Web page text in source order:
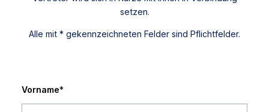
setzen.
Alle mit * gekennzeichneten Felder sind Pflichtfelder.
Vorname*